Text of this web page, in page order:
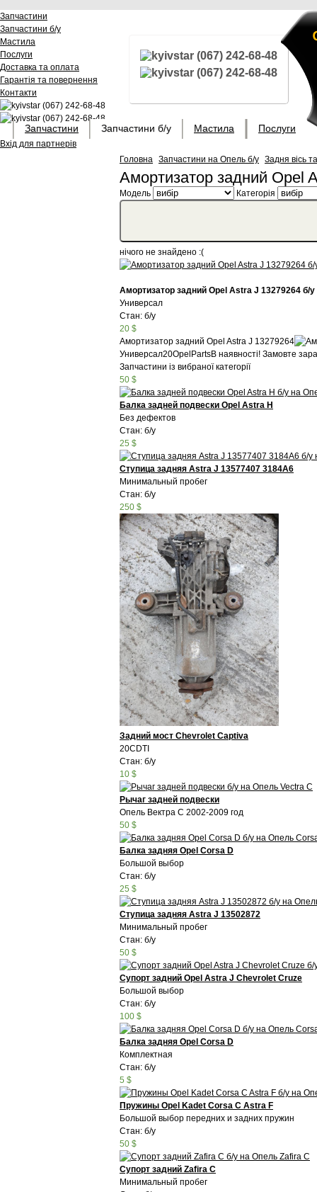
Запчастини
Запчастини б/у
Мастила
Послуги
Доставка та оплата
Гарантія та повернення
Контакти
(067) 242-68-48
(067) 242-68-48
Вхід для партнерів
(067) 242-68-48
(067) 242-68-48
Запчастини Запчастини б/у Мастила Послуги
Головна Запчастини на Опель б/у Задня вісь
Амортизатор задний Opel
Модель Категорія
нічого не знайдено :(
Амортизатор задний Opel Astra J 13279264 б/у
Универсал
Стан: б/у
20 $
Амортизатор задний Opel Astra J 13279264
Универсал20OpelPartsВ наявності! Замовте
Запчастини із вибраної категорії
50 $
Балка задней подвески Opel Astra H
Без дефектов
Стан: б/у
25 $
Ступица задняя Astra J 13577407 3184A6
Минимальный пробег
Стан: б/у
250 $
Задний мост Chevrolet Captiva
20CDTI
Стан: б/у
10 $
Рычаг задней подвески
Опель Вектра С 2002-2009 год
50 $
Балка задняя Opel Corsa D
Большой выбор
Стан: б/у
25 $
Ступица задняя Astra J 13502872
Минимальный пробег
Стан: б/у
50 $
Супорт задний Opel Astra J Chevrolet Cruze
Большой выбор
Стан: б/у
100 $
Балка задняя Opel Corsa D
Комплектная
Стан: б/у
5 $
Пружины Opel Kadet Corsa C Astra F
Большой выбор передних и задних пружин
Стан: б/у
50 $
Супорт задний Zafira C
Минимальный пробег